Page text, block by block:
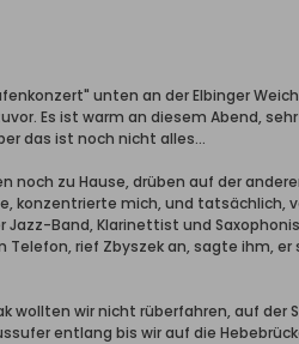
unten an der Elbinger
Es ist warm an diesem Abend,
das ist noch nicht alles...
noch zu Hause, drüben auf der
konzentrierte mich, und tatsächlich,
Jazz-Band, Klarinettist und
Telefon, rief Zbyszek an, sagte ihm,
wollten wir nicht rüberfahren, auf
entlang bis wir auf die